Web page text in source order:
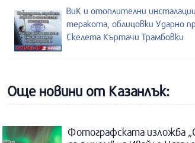
ВиК и отоплителни
теракота, облицовки Ударно
Скелета Къртачи Трамбовки
Още новини от Казанлък:
Фотографската изложба